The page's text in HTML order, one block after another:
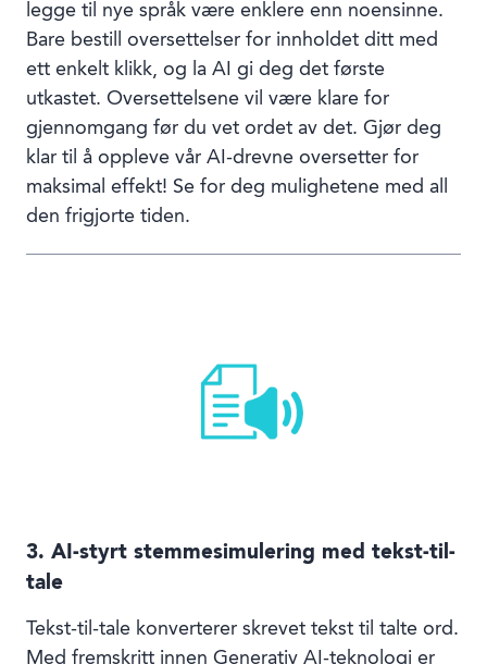
legge til nye språk være enklere enn noensinne.
Bare bestill oversettelser for innholdet ditt med
ett enkelt klikk, og la AI gi deg det første
utkastet. Oversettelsene vil være klare for
gjennomgang før du vet ordet av det. Gjør deg
klar til å oppleve vår AI-drevne oversetter for
maksimal effekt! Se for deg mulighetene med all
den frigjorte tiden.
3. AI-styrt stemmesimulering med tekst-til-
tale
Tekst-til-tale konverterer skrevet tekst til talte ord.
Med fremskritt innen Generativ AI-teknologi er